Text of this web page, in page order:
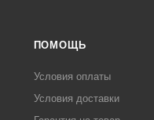
ПОМОЩЬ
Условия оплаты
Условия доставки